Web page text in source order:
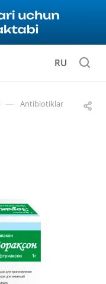
RU
— Antibiotiklar